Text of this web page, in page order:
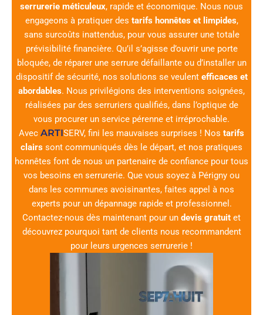
serrurerie méticuleux, rapide et économique. Nous nous
engageons à pratiquer des tarifs honnêtes et limpides,
sans surcoûts inattendus, pour vous assurer une totale
prévisibilité financière. Qu’il s’agisse d’ouvrir une porte
bloquée, de réparer une serrure défaillante ou d’installer un
dispositif de sécurité, nos solutions se veulent efficaces et
abordables. Nous privilégions des interventions soignées,
réalisées par des serruriers qualifiés, dans l’optique de
vous procurer un service pérenne et irréprochable.
Avec ARTISERV, fini les mauvaises surprises ! Nos tarifs
clairs sont communiqués dès le départ, et nos pratiques
honnêtes font de nous un partenaire de confiance pour tous
vos besoins en serrurerie. Que vous soyez à Périgny ou
dans les communes avoisinantes, faites appel à nos
experts pour un dépannage rapide et professionnel.
Contactez-nous dès maintenant pour un devis gratuit et
découvrez pourquoi tant de clients nous recommandent
pour leurs urgences serrurerie !